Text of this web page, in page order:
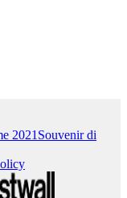
2021 Souvenir di